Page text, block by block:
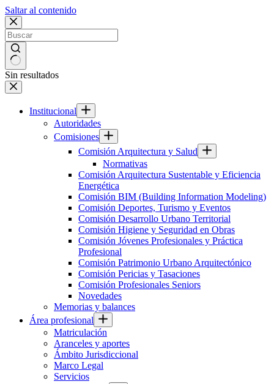
Saltar al contenido
Sin resultados
Institucional
Autoridades
Comisiones
Comisión Arquitectura y Salud
Normativas
Comisión Arquitectura Sustentable y Eficiencia
Energética
Comisión BIM (Building Information Modeling)
Comisión Deportes, Turismo y Eventos
Comisión Desarrollo Urbano Territorial
Comisión Higiene y Seguridad en Obras
Comisión Jóvenes Profesionales y Práctica
Profesional
Comisión Patrimonio Urbano Arquitectónico
Comisión Pericias y Tasaciones
Comisión Profesionales Seniors
Novedades
Memorias y balances
Área profesional
Matriculación
Aranceles y aportes
Ámbito Jurisdiccional
Marco Legal
Servicios